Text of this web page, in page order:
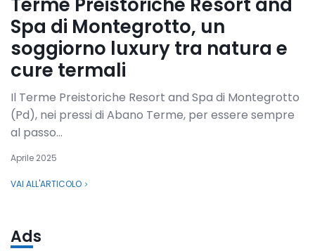
Spa di Montegrotto, un
soggiorno luxury tra natura e
cure termali
Il Terme Preistoriche Resort and Spa di Montegrotto
(Pd), nei pressi di Abano Terme, per essere sempre
al passo...
Aprile 2025
VAI ALL'ARTICOLO
Ads